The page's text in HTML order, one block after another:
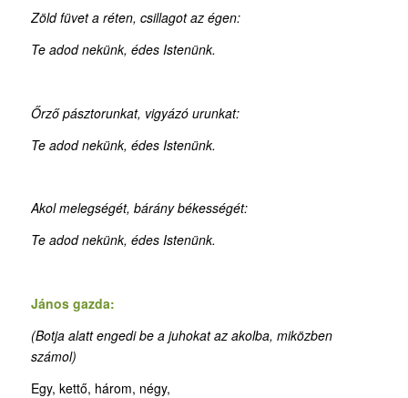
Zöld füvet a réten, csillagot az égen:
Te adod nekünk, édes Istenünk.
Őrző pásztorunkat, vigyázó urunkat:
Te adod nekünk, édes Istenünk.
Akol melegségét, bárány békességét:
Te adod nekünk, édes Istenünk.
János gazda:
(Botja alatt engedi be a juhokat az akolba, miközben
számol)
Egy, kettő, három, négy,